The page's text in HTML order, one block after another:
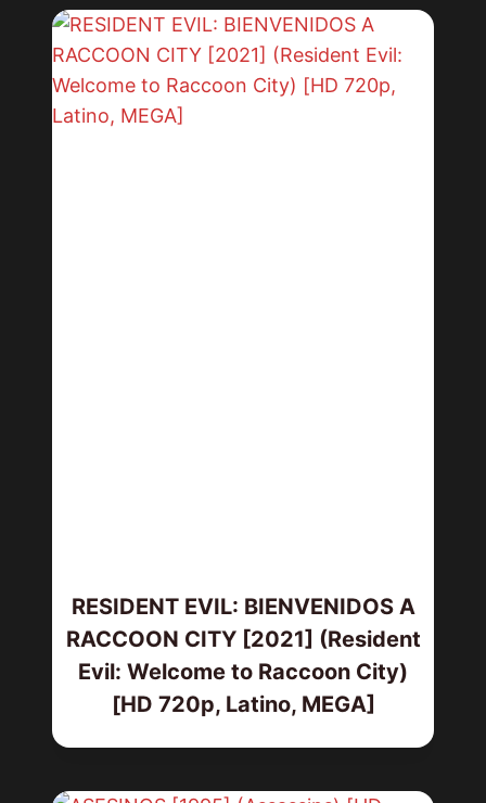
RESIDENT EVIL: BIENVENIDOS A
RACCOON CITY [2021] (Resident
Evil: Welcome to Raccoon City)
[HD 720p, Latino, MEGA]